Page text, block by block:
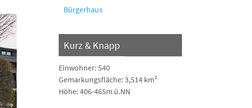
Bürgerhaus
Kurz & Knapp
Einwohner: 540
Gemarkungsfläche: 3,514 km²
Höhe: 406-465m ü.NN